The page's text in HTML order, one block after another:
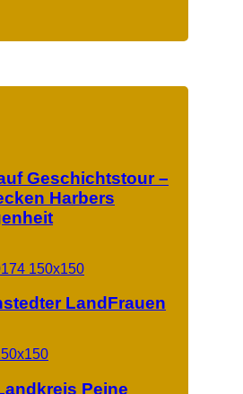
Geschichtstour –
Harbers
LandFrauen
Peine